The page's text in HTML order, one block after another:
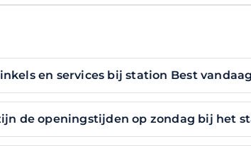
en services bij station Best
de openingstijden op zondag bij het